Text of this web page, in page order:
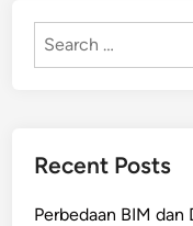
Search
Recent Posts
Perbedaan BIM